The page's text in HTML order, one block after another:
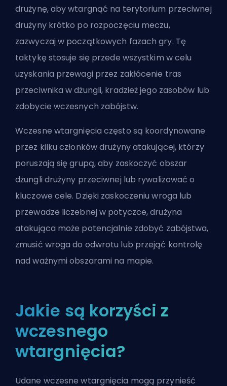
drużynę, aby wtargnąć na terytorium przeciwnej
drużyny krótko po rozpoczęciu meczu,
zazwyczaj w początkowych fazach gry. Tę
taktykę stosuje się przede wszystkim w celu
uzyskania przewagi przez zakłócenie tras
przeciwnika w dżungli, kradzież jego zasobów lub
zdobycie wczesnych zabójstw.
Wczesne wtargnięcia często są koordynowane
przez kilku członków drużyny atakującej, którzy
poruszają się grupą, aby zaskoczyć obszar
dżungli drużyny przeciwnej lub rywalizować o
kluczowe cele. Dzięki zaskoczeniu wroga lub
przewadze liczebnej w potyczce, drużyna
atakująca może potencjalnie zdobyć zabójstwa,
zmusić wroga do odwrotu lub przejąć kontrolę
nad ważnymi obszarami na mapie.
Jakie są korzyści z
wczesnego
wtargnięcia?
Udane wczesne wtargnięcia mogą przynieść